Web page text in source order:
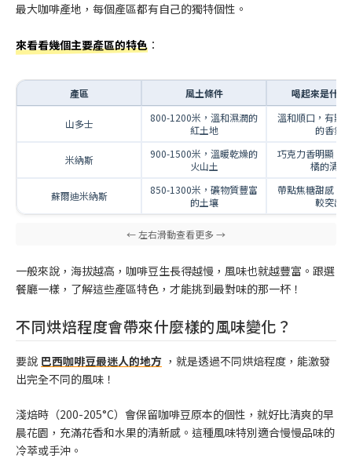
最大咖啡產地，每個產區都有自己的獨特個性。
來看看幾個主要產區的特色 ：
產區 風土條件 喝起來是什麼
山多士
800-1200米，溫和濕潤的
紅土地
溫和順口，有點
的香氣
米納斯
900-1500米，溫暖乾燥的
火山土
巧克力香明顯，
橘的清新
蘇爾迪米納斯
850-1300米，礦物質豐富
的土壤
帶點焦糖甜感，
較突出
一般來說，海拔越高，咖啡豆生長得越慢，風味也就越豐富。跟選
餐廳一樣，了解這些產區特色，才能挑到最對味的那一杯！
不同烘焙程度會帶來什麼樣的風味變化？
要說 巴西咖啡豆最迷人的地方 ，就是透過不同烘焙程度，能激發
出完全不同的風味！
淺焙時（200-205°C）會保留咖啡豆原本的個性，就好比清爽的早
晨花園，充滿花香和水果的清新感。這種風味特別適合慢慢品味的
冷萃或手沖。